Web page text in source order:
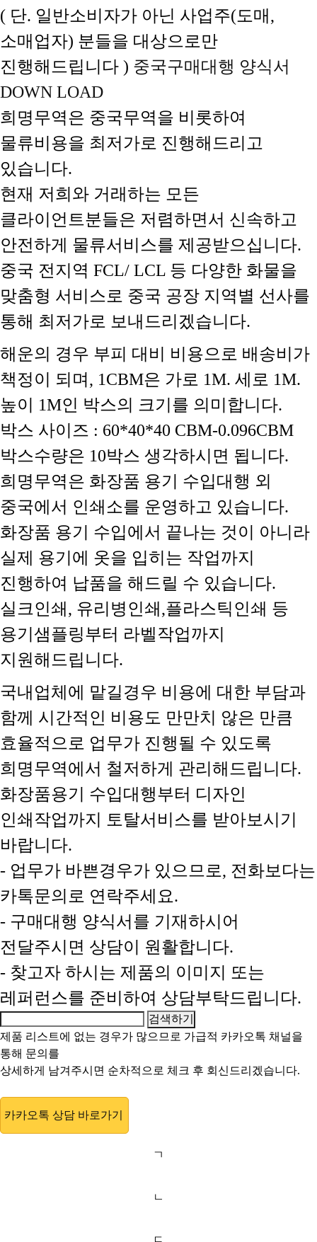
( 단. 일반소비자가 아닌 사업주(도매,
소매업자) 분들을 대상으로만
진행해드립니다 ) 중국구매대행 양식서
DOWN LOAD
희명무역은 중국무역을 비롯하여
물류비용을 최저가로 진행해드리고
있습니다.
현재 저희와 거래하는 모든
클라이언트분들은 저렴하면서 신속하고
안전하게 물류서비스를 제공받으십니다.
중국 전지역 FCL/ LCL 등 다양한 화물을
맞춤형 서비스로 중국 공장 지역별 선사를
통해 최저가로 보내드리겠습니다.
해운의 경우 부피 대비 비용으로 배송비가
책정이 되며, 1CBM은 가로 1M. 세로 1M.
높이 1M인 박스의 크기를 의미합니다.
박스 사이즈 : 60*40*40 CBM-0.096CBM
박스수량은 10박스 생각하시면 됩니다.
희명무역은 화장품 용기 수입대행 외
중국에서 인쇄소를 운영하고 있습니다.
화장품 용기 수입에서 끝나는 것이 아니라
실제 용기에 옷을 입히는 작업까지
진행하여 납품을 해드릴 수 있습니다.
실크인쇄, 유리병인쇄,플라스틱인쇄 등
용기샘플링부터 라벨작업까지
지원해드립니다.
국내업체에 맡길경우 비용에 대한 부담과
함께 시간적인 비용도 만만치 않은 만큼
효율적으로 업무가 진행될 수 있도록
희명무역에서 철저하게 관리해드립니다.
화장품용기 수입대행부터 디자인
인쇄작업까지 토탈서비스를 받아보시기
바랍니다.
- 업무가 바쁜경우가 있으므로, 전화보다는
카톡문의로 연락주세요.
- 구매대행 양식서를 기재하시어
전달주시면 상담이 원활합니다.
- 찾고자 하시는 제품의 이미지 또는
레퍼런스를 준비하여 상담부탁드립니다.
제품 리스트에 없는 경우가 많으므로 가급적 카카오톡 채널을
통해 문의를
상세하게 남겨주시면 순차적으로 체크 후 회신드리겠습니다.
카카오톡 상담 바로가기
ㄱ
ㄴ
ㄷ